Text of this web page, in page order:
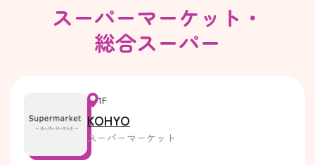
スーパーマーケット・
総合スーパー
1F
KOHYO
スーパーマーケット